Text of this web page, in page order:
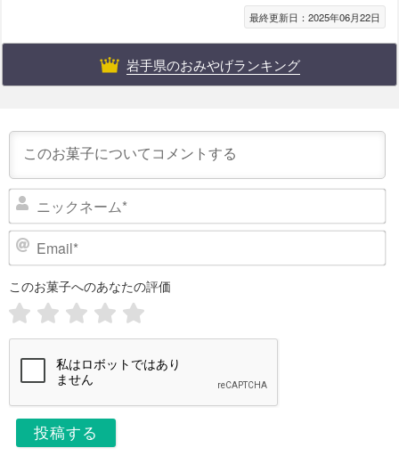
最終更新日：2025年06月22日
岩手県のおみやげランキング
ッ
ク
このお菓子へのあなたの評価